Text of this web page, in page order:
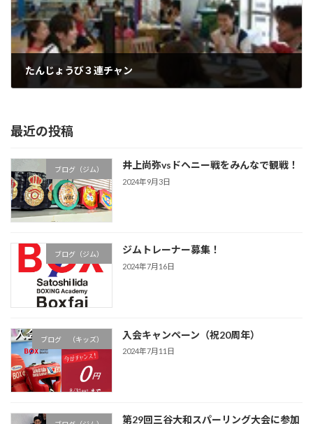
たんじょうび３連チャン
最近の投稿
ブログ（ジム） 井上尚弥vsドヘニー戦をみんなで観戦！
2024年9月3日
ブログ（ジム） ジムトレーナー募集！
2024年7月16日
ブログ （キッズ） 入会キャンペーン（祝20周年）
2024年7月11日
第29回三谷大和スパーリング大会に参加